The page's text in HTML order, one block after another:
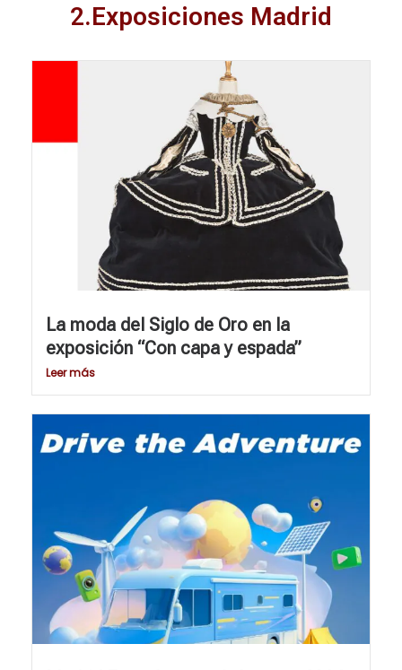
2.Exposiciones Madrid
La moda del Siglo de Oro en la
exposición “Con capa y espada”
Leer más